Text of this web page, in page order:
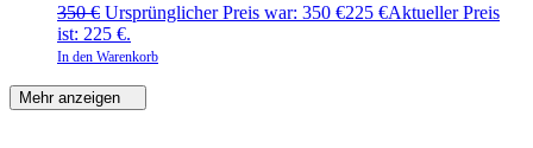
350€ Ursprünglicher Preis war: 350 €225 €Aktueller Preis
ist: 225 €.
In den Warenkorb
Mehr anzeigen